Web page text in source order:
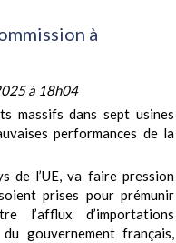
à
à 18h04
massifs dans sept usines
performances de la
de l’UE, va faire pression
prises pour prémunir
l’afflux d’importations
gouvernement français,